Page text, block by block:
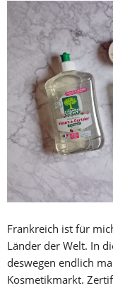
Frankreich ist für
Länder der Welt. In
deswegen endlich
Kosmetikmarkt.